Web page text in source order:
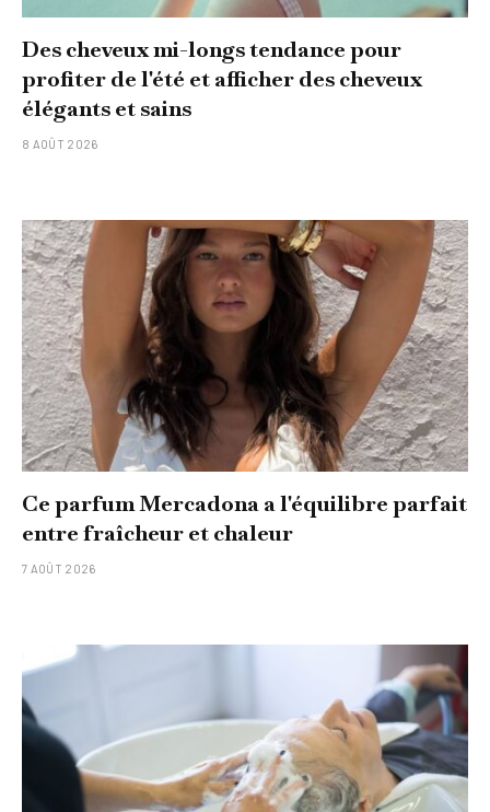
Des cheveux mi-longs tendance pour
profiter de l'été et afficher des cheveux
élégants et sains
8 AOÛT 2026
Ce parfum Mercadona a l'équilibre parfait
entre fraîcheur et chaleur
7 AOÛT 2026